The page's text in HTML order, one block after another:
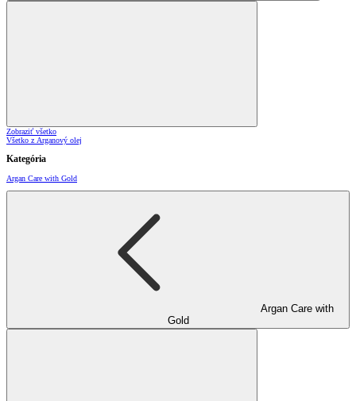
Zobraziť všetko
Všetko z Arganový olej
Kategória
Argan Care with Gold
Argan Care with
Gold